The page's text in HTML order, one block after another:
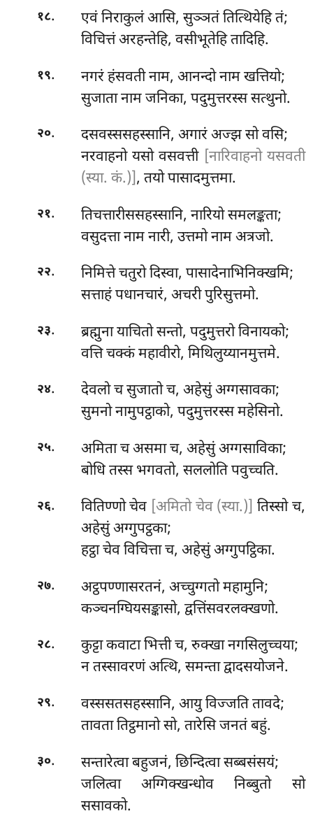
१८.
एवं निराकुलं आसि, सुञ्ञतं तित्थियेहि तं;
विचित्तं अरहन्तेहि, वसीभूतेहि तादिहि.
१९. नगरंहंसवती नाम, आनन्दो नाम खत्तियो;
सुजाता नाम जनिका, पदुमुत्तरस्स सत्थुनो.
२०.
दसवस्ससहस्सानि, अगारं अज्झ सो वसि;
नरवाहनो यसो वसवत्ती [नारिवाहनो यसवती
(स्या. कं.)], तयो पासादमुत्तमा.
२१.
तिचत्तारीससहस्सानि, नारियो समलङ्कता;
वसुदत्ता नाम नारी, उत्तमो नाम अत्रजो.
२२.
निमित्ते चतुरो दिस्वा, पासादेनाभिनिक्खमि;
सत्ताहं पधानचारं, अचरी पुरिसुत्तमो.
२३. ब्रह्मुनायाचितो सन्तो, पदुमुत्तरो विनायको;
वत्ति चक्कं महावीरो, मिथिलुय्यानमुत्तमे.
२४.
देवलो च सुजातो च, अहेसुं अग्गसावका;
सुमनो नामुपट्ठाको, पदुमुत्तरस्स महेसिनो.
२५.
अमिता च असमा च, अहेसुं अग्गसाविका;
बोधि तस्स भगवतो, सललोति पवुच्चति.
२६. वितिण्णो चेव [अमितो चेव (स्या.)] तिस्सो च,
अहेसुं अग्गुपट्ठका;
हट्ठा चेव विचित्ता च, अहेसुं अग्गुपट्ठिका.
२७.
अट्ठपण्णासरतनं, अच्चुग्गतो महामुनि;
कञ्चनग्घियसङ्कासो, द्वत्तिंसवरलक्खणो.
२८. कुट्टाकवाटा भित्ती च, रुक्खा नगसिलुच्चया;
न तस्सावरणं अत्थि, समन्ता द्वादसयोजने.
२९.
वस्ससतसहस्सानि, आयु विज्जति तावदे;
तावता तिट्ठमानो सो, तारेसि जनतं बहुं.
३०.
सन्तारेत्वा बहुजनं, छिन्दित्वा सब्बसंसयं;
जलित्वा अग्गिक्खन्धोव निब्बुतो सो
ससावको.